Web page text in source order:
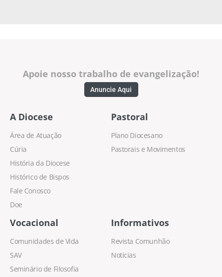
Apoie nosso trabalho de evangelização!
Anuncie Aqui
A Diocese
Área de Atuação
Cúria
História da Diocese
Histórico de Bispos
Fale Conosco
Doe
Pastoral
Plano Diocesano
Pastorais e Movimentos
Vocacional
Comunidades de Vida
SAV
Seminário de Filosofia
Informativos
Revista Comunhão
Noticias